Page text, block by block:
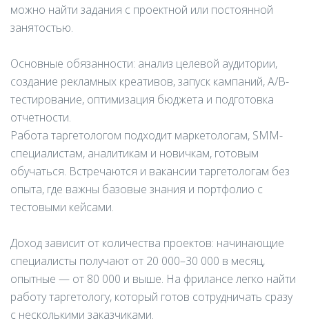
можно найти задания с проектной или постоянной
занятостью.
Основные обязанности: анализ целевой аудитории,
создание рекламных креативов, запуск кампаний, A/B-
тестирование, оптимизация бюджета и подготовка
отчетности.
Работа таргетологом подходит маркетологам, SMM-
специалистам, аналитикам и новичкам, готовым
обучаться. Встречаются и вакансии таргетологам без
опыта, где важны базовые знания и портфолио с
тестовыми кейсами.
Доход зависит от количества проектов: начинающие
специалисты получают от 20 000–30 000 в месяц,
опытные — от 80 000 и выше. На фрилансе легко найти
работу таргетологу, который готов сотрудничать сразу
с несколькими заказчиками.